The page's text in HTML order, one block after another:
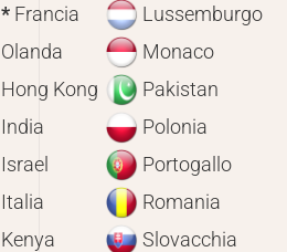
* Francia
Lussemburgo
Olanda
Monaco
Hong Kong
Pakistan
India
Polonia
Israel
Portogallo
Italia
Romania
Kenya
Slovacchia